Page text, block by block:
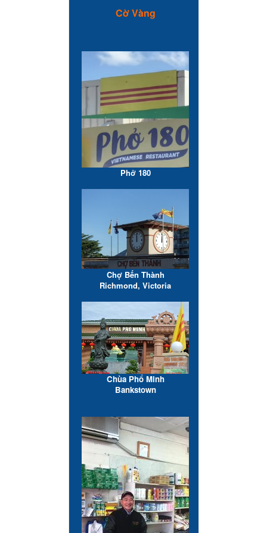
Cờ Vàng
Phở 180
Chợ Bến Thành
Richmond, Victoria
Chùa Phổ Minh
Bankstown